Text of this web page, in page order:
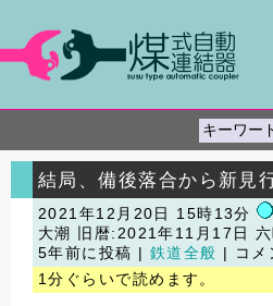
結局、備後落合から新見
2021年12月20日 15時13分
大潮
旧暦:2021年11月17日
5年前に投稿 | 鉄道全般
| コメ
1分ぐらいで読めます。